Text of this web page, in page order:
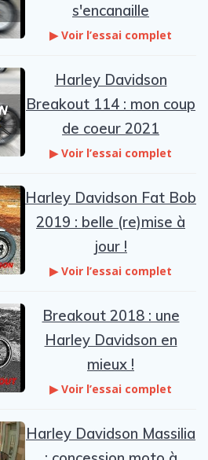
s'encanaille
▶ Voir l’essai complet
Harley Davidson
Breakout 114 : mon coup
de coeur 2021
▶ Voir l’essai complet
Harley Davidson Fat Bob
2019 : belle (re)mise à
jour !
▶ Voir l’essai complet
Breakout 2018 : une
Harley Davidson en
mieux !
▶ Voir l’essai complet
Harley Davidson Massilia